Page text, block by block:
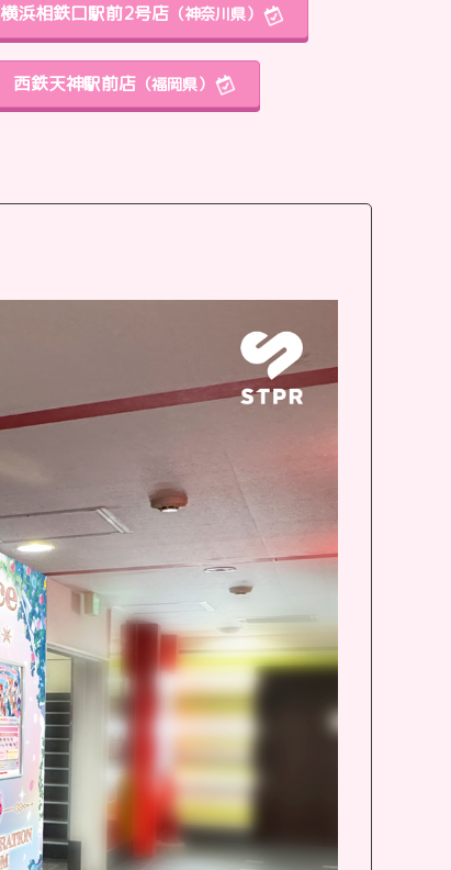
横浜相鉄口駅前2号店 （神奈川県）
西鉄天神駅前店 （福岡県）